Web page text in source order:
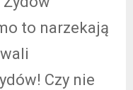
to narzekają
Czy nie